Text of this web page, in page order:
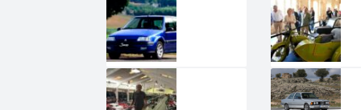
May
Abr